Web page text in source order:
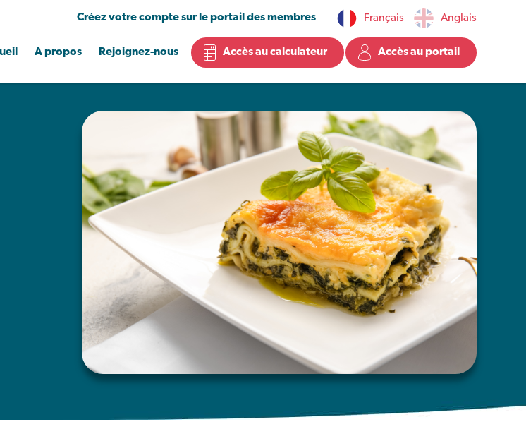
Créez votre compte sur le portail des membres Français Anglais
A propos Rejoignez-nous Accès au calculateur Accès au portail